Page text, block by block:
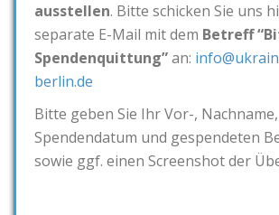
ausstellen. Bitte schicken Sie uns
separate E-Mail mit dem Betreff
Spendenquittung”an:
berlin.de
Bitte geben Sie Ihr Vor-,
Spendendatum und gespendeten
sowie ggf. einen Screenshot der